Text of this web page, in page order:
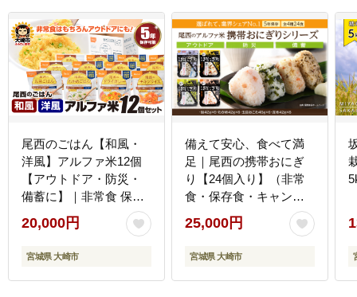
尾西のごはん【和風・
洋風】アルファ米12個
【アウトドア・防災・
備蓄に】｜非常食 保存
食 防災グッズ 防災 防災
食 アルファ米 長期保存
ご飯 尾西食品 キャンプ
と納税 非常食 送料無料
20,000円
宮城県 大崎市
備えて安心、食べて満
足｜尾西の携帯おにぎ
り【24個入り】（非常
食・保存食・キャンプ
にも） 非常食 保存食 防
災グッズ 防災 アルファ
米 長期保存 おにぎり 尾
ドア 登山 ふるさと納税
25,000円
宮城県 大崎市